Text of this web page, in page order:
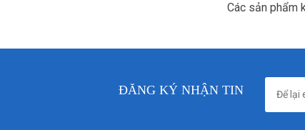
Các sản phẩm
ĐĂNG KÝ NHẬN TIN